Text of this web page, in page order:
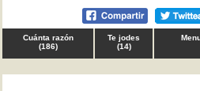
Cuánta razón
(186)
Te jodes
(14)